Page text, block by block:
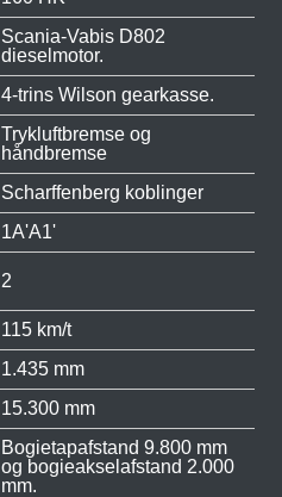
Scania-Vabis D802
dieselmotor.
4-trins Wilson gearkasse.
Trykluftbremse og
håndbremse
Scharffenberg koblinger
1A'A1'
2
115 km/t
1.435 mm
15.300 mm
Bogietapafstand 9.800 mm
og bogieakselafstand 2.000
mm.